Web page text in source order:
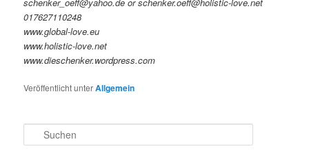
017627110248
www.global-love.eu
www.holistic-love.net
www.dieschenker.wordpress.com
Veröffentlicht unterAllgemein
u